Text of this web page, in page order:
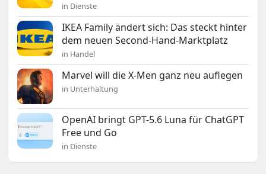
in Dienste
IKEA Family ändert sich: Das steckt hinter
dem neuen Second-Hand-Marktplatz
in Handel
Marvel will die X-Men ganz neu auflegen
in Unterhaltung
OpenAI bringt GPT-5.6 Luna für ChatGPT
Free und Go
in Dienste